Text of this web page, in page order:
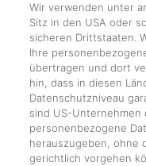
Wir verwenden unter
Sitz in den USA oder
sicheren Drittstaaten.
Ihre
übertragen und dort
hin, dass in diesen
Datenschutzniveau
sind US-Unternehmen
personenbezogene
herauszugeben, ohne
gerichtlich vorgehen